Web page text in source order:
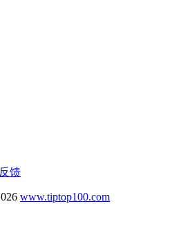
馈
www.tiptop100.com